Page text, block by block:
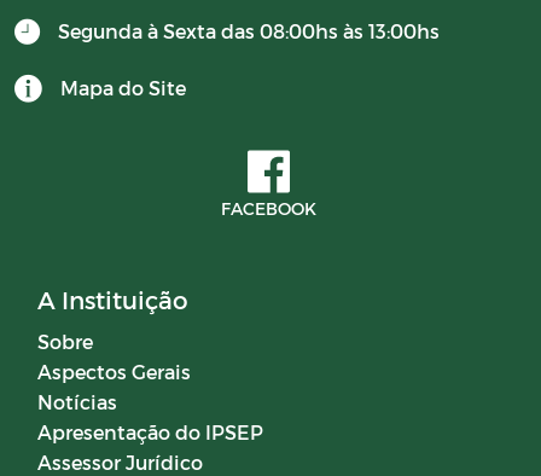
Segunda à Sexta das 08:00hs às 13:00hs
Mapa do Site
FACEBOOK
A Instituição
Sobre
Aspectos Gerais
Notícias
Apresentação do IPSEP
Assessor Jurídico